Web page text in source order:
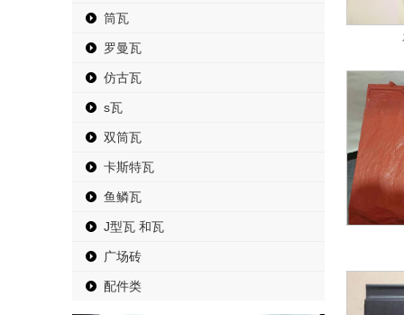
筒瓦
罗曼瓦
仿古瓦
s瓦
双筒瓦
卡斯特瓦
鱼鳞瓦
J型瓦 和瓦
广场砖
配件类